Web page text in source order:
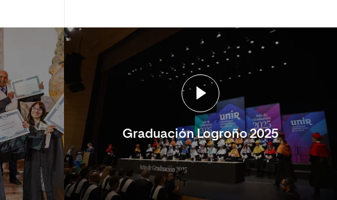
Graduación Logroño 2025